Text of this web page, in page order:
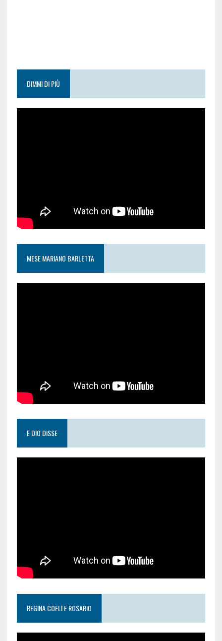
DIMMI DI PIÙ
MESE MARIANO BARLETTA
E DIO DISSE
REGINA COELI E ROSARIO